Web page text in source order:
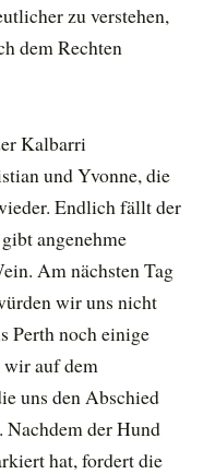
zu verstehen,
dem Rechten
Kalbarri
und Yvonne, die
Endlich fällt der
angenehme
Am nächsten Tag
wir uns nicht
Perth noch einige
auf dem
uns den Abschied
der Hund
hat, fordert die